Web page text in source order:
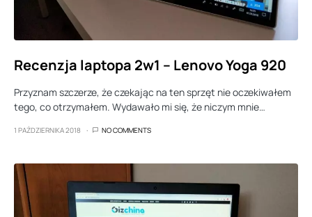
Recenzja laptopa 2w1 – Lenovo Yoga 920
Przyznam szczerze, że czekając na ten sprzęt nie oczekiwałem
tego, co otrzymałem. Wydawało mi się, że niczym mnie…
1 PAŹDZIERNIKA 2018 NO COMMENTS